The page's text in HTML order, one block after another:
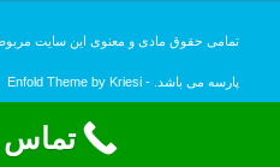
تمامی حقوق مادی و معنوی این سایت مربوط
پارسه می باشد. - Enfold Theme by Kriesi
تعمیر چاه چاه بازکنی
تماس